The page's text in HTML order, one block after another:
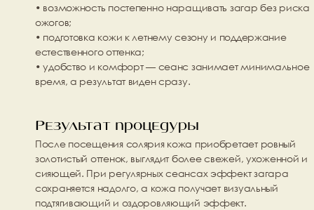
• возможность постепенно наращивать загар без риска
ожогов;
• подготовка кожи к летнему сезону и поддержание
естественного оттенка;
• удобство и комфорт — сеанс занимает минимальное
время, а результат виден сразу.
Результат процедуры
После посещения солярия кожа приобретает ровный
золотистый оттенок, выглядит более свежей, ухоженной и
сияющей. При регулярных сеансах эффект загара
сохраняется надолго, а кожа получает визуальный
подтягивающий и оздоровляющий эффект.